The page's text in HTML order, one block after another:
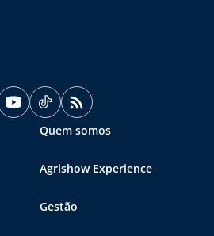
Quem somos
Agrishow Experience
Gestão